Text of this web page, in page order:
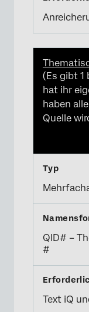
(Es gibt 1
hat ihr
haben
Quelle
QID# –
#
Text iQ